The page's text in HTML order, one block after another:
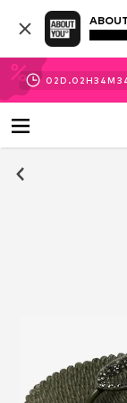
02D.02H34M